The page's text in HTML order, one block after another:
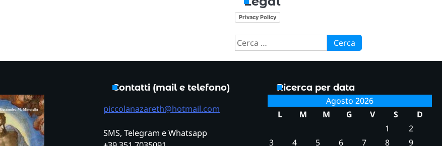
Privacy Policy
Ricerca
per:
Contatti (mail e telefono)
piccolanazareth@hotmail.com
SMS, Telegram e Whatsapp
Ricerca per data
Agosto 2026
L
M M G V S
D
1
2
3
4 5 6 7 8 9